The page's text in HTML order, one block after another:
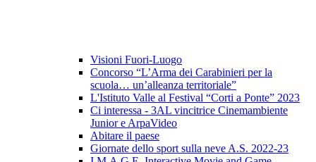
Visioni Fuori-Luogo
Concorso “L’Arma dei Carabinieri per la
scuola… un’alleanza territoriale”
L'Istituto Valle al Festival “Corti a Ponte” 2023
Ci interessa - 3AL vincitrice Cinemambiente
Junior e ArpaVideo
Abitare il paese
Giornate dello sport sulla neve A.S. 2022-23